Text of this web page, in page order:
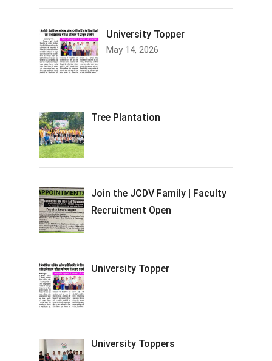
University Topper
May 14, 2026
Tree Plantation
Join the JCDV Family | Faculty
Recruitment Open
University Topper
University Toppers